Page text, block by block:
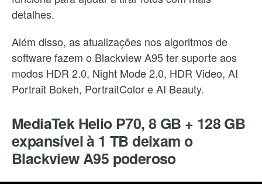
detalhes.
Além disso, as atualizações nos algoritmos de
software fazem o Blackview A95 ter suporte aos
modos HDR 2.0, Night Mode 2.0, HDR Video, AI
Portrait Bokeh, PortraitColor e AI Beauty.
MediaTek Helio P70, 8 GB + 128 GB
expansível à 1 TB deixam o
Blackview A95 poderoso